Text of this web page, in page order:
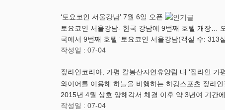
‘토요코인 서울강남’ 7월 6일 오픈
토요코인 서울강남- 한국 강남에 9번째 호텔 개장…
국에서 9번째 호텔 ‘토요코인 서울강남(객실 수: 313
작성일 : 07-04
짚라인코리아, 가평 칼봉산자연휴양림 내 ‘짚라인 가
와이어를 이용해 하늘을 비행하는 하강스포츠 짚라
2015년 4월 상호 양해각서 체결 이후 약 3년여 기간
작성일 : 07-04